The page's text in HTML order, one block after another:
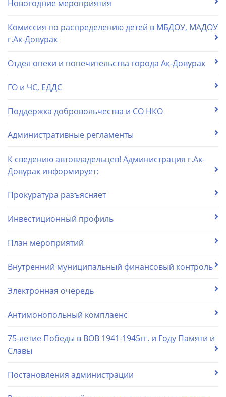
Новогодние мероприятия
Комиссия по распределению детей в МБДОУ, МАДОУ
г.Ак-Довурак
Отдел опеки и попечительства города Ак-Довурак
ГО и ЧС, ЕДДС
Поддержка добровольчества и СО НКО
Административные регламенты
К сведению автовладельцев! Администрация г.Ак-
Довурак информирует:
Прокуратура разъясняет
Инвестиционный профиль
План мероприятий
Внутренний муниципальный финансовый контроль
Электронная очередь
Антимонопольный комплаенс
75-летие Победы в ВОВ 1941-1945гг. и Году Памяти и
Славы
Постановления администрации